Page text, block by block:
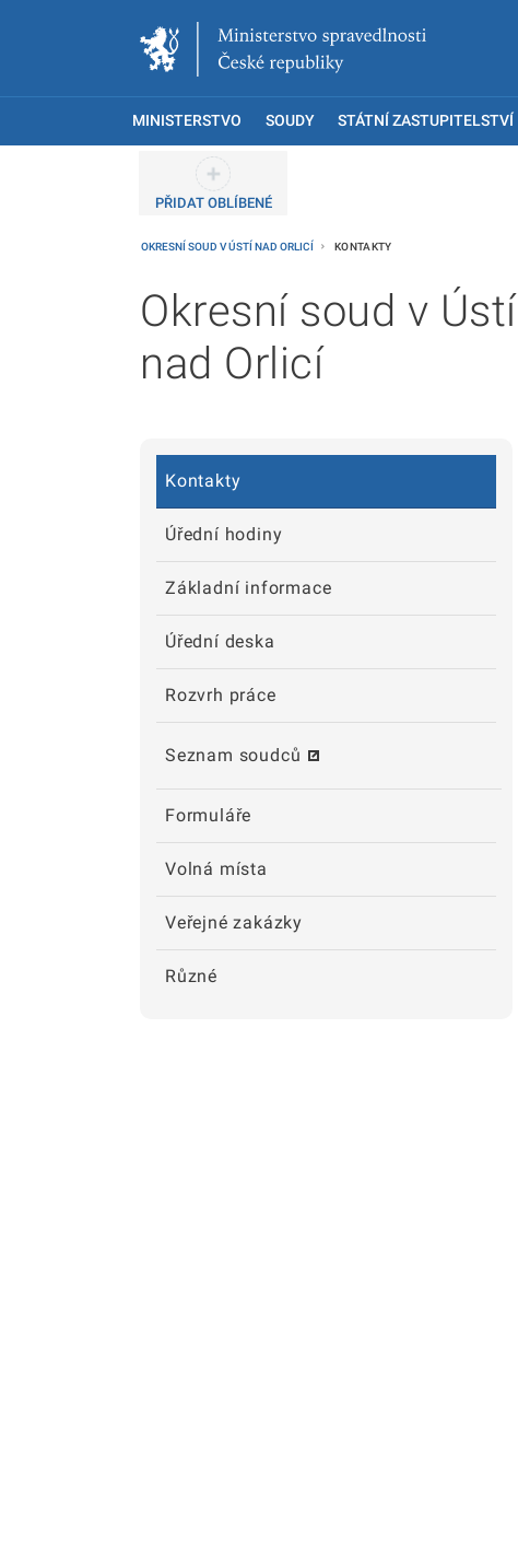
MINISTERSTVO SOUDY STÁTNÍ ZASTUPITELSTVÍ
PŘIDAT OBLÍBENÉ
OKRESNÍ SOUD V ÚSTÍ NAD ORLICÍ KONTAKTY
Okresní soud v Ústí
nad Orlicí
Kontakty
Úřední hodiny
Základní informace
Úřední deska
Rozvrh práce
Seznam soudců
Formuláře
Volná místa
Veřejné zakázky
Různé